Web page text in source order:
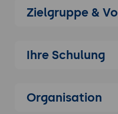
ISO 27001
(AI Concepts
(AI System
Compliance.
Zielgruppe &
Ihre Schulung
Organisation